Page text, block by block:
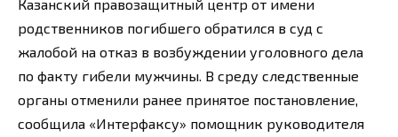
Казанский правозащитный центр от имени
родственников погибшего обратился в суд с
жалобой на отказ в возбуждении уголовного дела
по факту гибели мужчины. В среду следственные
органы отменили ранее принятое постановление,
сообщила «Интерфаксу» помощник руководителя